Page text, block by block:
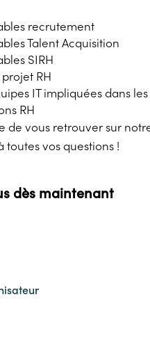
recrutement
Talent Acquisition
SIRH
RH
IT impliquées dans les
RH
de vous retrouver sur
vos questions !
dès maintenant